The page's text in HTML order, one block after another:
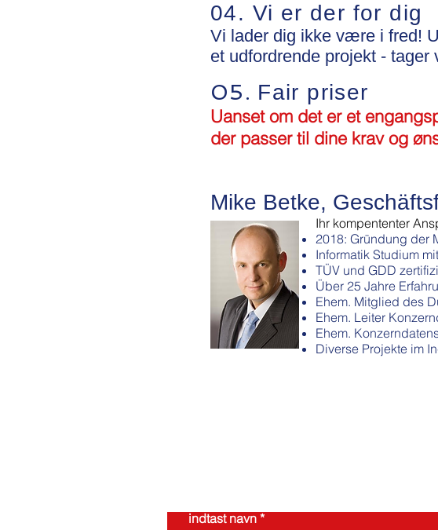
04. Vi er der for dig
Vi lader dig ikke være i fred!
et udfordrende projekt - tager
05. Fair priser
Uanset om det er et
der passer til dine krav og
Mike Betke,
Ihr kompententer
2018: Gründung der
Informatik Studium
TÜV und GDD
Über 25 Jahre
Ehem. Mitglied des
Ehem. Leiter
Ehem.
Diverse Projekte im
indtast navn